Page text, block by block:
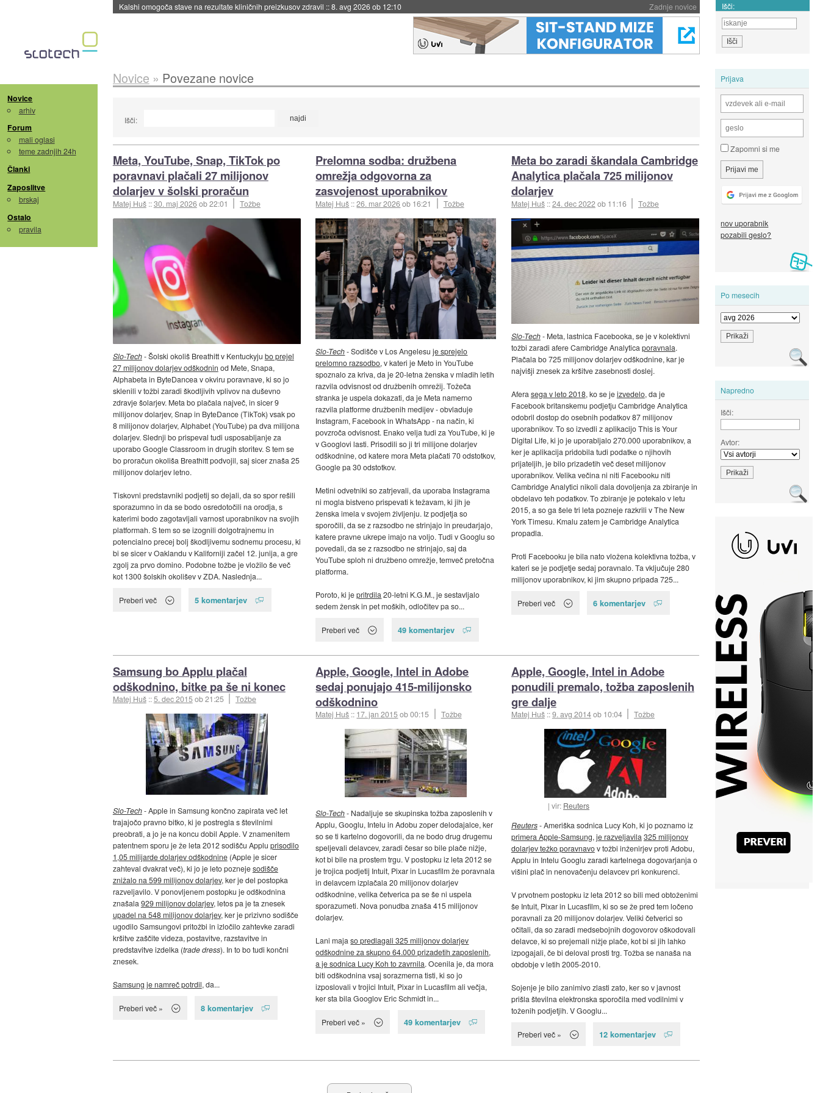
Zadnje novice
Kalshi omogoča stave na rezultate kliničnih preizkusov zdravil ::8. avg 2026 ob 12:10 Išči:
Novice
arhiv
Forum
mali oglasi
teme zadnjih 24h
Članki
Zaposlitve
brskaj
Ostalo
pravila
Prijava
Zapomni si me
nov uporabnik
pozabili geslo?
Po mesecih
Napredno
Išči:
Avtor:
Novice » Povezane novice
Išči:
Meta, YouTube, Snap, TikTok po
poravnavi plačali 27 milijonov
dolarjev v šolski proračun
Matej Huš ::30. maj 2026ob 22:01 Tožbe
Slo-Tech- Šolski okoliš Breathitt v Kentuckyju bo prejel
27 milijonov dolarjev odškodnin od Mete, Snapa,
Alphabeta in ByteDancea v okviru poravnave, ki so jo
sklenili v tožbi zaradi škodljivih vplivov na duševno
zdravje šolarjev. Meta bo plačala največ, in sicer 9
milijonov dolarjev, Snap in ByteDance (TikTok) vsak po
8 milijonov dolarjev, Alphabet (YouTube) pa dva milijona
dolarjev. Slednji bo prispeval tudi usposabljanje za
uporabo Google Classroom in drugih storitev. S tem se
bo proračun okoliša Breathitt podvojil, saj sicer znaša 25
milijonov dolarjev letno.
Tiskovni predstavniki podjetij so dejali, da so spor rešili
sporazumno in da se bodo osredotočili na orodja, s
katerimi bodo zagotavljali varnost uporabnikov na svojih
platformah. S tem so se izognili dolgotrajnemu in
potencialno precej bolj škodljivemu sodnemu procesu, ki
bi se sicer v Oaklandu v Kaliforniji začel 12. junija, a gre
zgolj za prvo domino. Podobne tožbe je vložilo še več
kot 1300 šolskih okolišev v ZDA. Naslednja...
Preberi več 5 komentarjev
Prelomna sodba: družbena
omrežja odgovorna za
zasvojenost uporabnikov
Matej Huš ::26. mar 2026ob 16:21 Tožbe
Slo-Tech- Sodišče v Los Angelesuje sprejelo
prelomno razsodbo, v kateri je Meto in YouTube
spoznalo za kriva, da je 20-letna ženska v mladih letih
razvila odvisnost od družbenih omrežij. Tožeča
stranka je uspela dokazati, da je Meta namerno
razvila platforme družbenih medijev - obvladuje
Instagram, Facebook in WhatsApp - na način, ki
povzroča odvisnost. Enako velja tudi za YouTube, ki je
v Googlovi lasti. Prisodili so ji tri milijone dolarjev
odškodnine, od katere mora Meta plačati 70 odstotkov,
Google pa 30 odstotkov.
Metini odvetniki so zatrjevali, da uporaba Instagrama
ni mogla bistveno prispevati k težavam, ki jih je
ženska imela v svojem življenju. Iz podjetja so
sporočili, da se z razsodbo ne strinjajo in preudarjajo,
katere pravne ukrepe imajo na voljo. Tudi v Googlu so
povedali, da se z razsodbo ne strinjajo, saj da
YouTube sploh ni družbeno omrežje, temveč pretočna
platforma.
Poroto, ki jepritrdila 20-letni K.G.M., je sestavljalo
sedem žensk in pet moških, odločitev pa so...
Preberi več 49 komentarjev
Meta bo zaradi škandala Cambridge
Analytica plačala 725 milijonov
dolarjev
Matej Huš ::24. dec 2022ob 11:16 Tožbe
Slo-Tech- Meta, lastnica Facebooka, se je v kolektivni
tožbi zaradi afere Cambridge Analytica poravnala.
Plačala bo 725 milijonov dolarjev odškodnine, kar je
najvišji znesek za kršitve zasebnosti doslej.
Afera sega v leto 2018, ko se jeizvedelo, da je
Facebook britanskemu podjetju Cambridge Analytica
odobril dostop do osebnih podatkov 87 milijonov
uporabnikov. To so izvedli z aplikacijo This is Your
Digital Life, ki jo je uporabljalo 270.000 uporabnikov, a
ker je aplikacija pridobila tudi podatke o njihovih
prijateljih, je bilo prizadetih več deset milijonov
uporabnikov. Velika večina ni niti Facebooku niti
Cambridge Analytici nikoli dala dovoljenja za zbiranje in
obdelavo teh podatkov. To zbiranje je potekalo v letu
2015, a so ga šele tri leta pozneje razkrili v The New
York Timesu. Kmalu zatem je Cambridge Analytica
propadla.
Proti Facebooku je bila nato vložena kolektivna tožba, v
kateri se je podjetje sedaj poravnalo. Ta vključuje 280
milijonov uporabnikov, ki jim skupno pripada 725...
Preberi več 6 komentarjev
Samsung bo Applu plačal
odškodnino, bitke pa še ni konec
Matej Huš ::5. dec 2015ob 21:25 Tožbe
Slo-Tech- Apple in Samsung končno zapirata več let
trajajočo pravno bitko, ki je postregla s številnimi
preobrati, a jo je na koncu dobil Apple. V znamenitem
patentnem sporu je že leta 2012 sodišču Applu prisodilo
1,05 milijarde dolarjev odškodnine(Apple je sicer
zahteval dvakrat več), ki jo je leto poznejesodišče
znižalo na 599 milijonov dolarjev, ker je del postopka
razveljavilo. V ponovljenem postopku je odškodnina
znašala929 milijonov dolarjev, letos pa je ta znesek
upadel na 548 milijonov dolarjev, ker je prizivno sodišče
ugodilo Samsungovi pritožbi in izločilo zahtevke zaradi
kršitve zaščite videza, postavitve, razstavitve in
predstavitve izdelka (trade dress). In to bo tudi končni
znesek.
Samsung je namreč potrdil, da...
Preberi več » 8 komentarjev
Apple, Google, Intel in Adobe
sedaj ponujajo 415-milijonsko
odškodnino
Matej Huš :: 17. jan 2015ob 00:15 Tožbe
Slo-Tech- Nadaljuje se skupinska tožba zaposlenih v
Applu, Googlu, Intelu in Adobu zoper delodajalce, ker
so se ti kartelno dogovorili, da ne bodo drug drugemu
speljevali delavcev, zaradi česar so bile plače nižje,
kot bi bile na prostem trgu. V postopku iz leta 2012 se
je trojica podjetij Intuit, Pixar in Lucasfilm že poravnala
in delavcem izplačala 20 milijonov dolarjev
odškodnine, velika četverica pa se še ni uspela
sporazumeti. Nova ponudba znaša 415 milijonov
dolarjev.
Lani majaso predlagali 325 milijonov dolarjev
odškodnine za skupno 64.000 prizadetih zaposlenih,
a je sodnica Lucy Koh to zavrnila. Ocenila je, da mora
biti odškodnina vsaj sorazmerna tisti, ki so jo
izposlovali v trojici Intuit, Pixar in Lucasfilm ali večja,
ker sta bila Googlov Eric Schmidt in...
Preberi več » 49 komentarjev
Apple, Google, Intel in Adobe
ponudili premalo, tožba zaposlenih
gre dalje
Matej Huš ::9. avg 2014ob 10:04 Tožbe
vir: Reuters
Reuters- Ameriška sodnica Lucy Koh, ki jo poznamo iz
primera Apple-Samsung,je razveljavila325 milijonov
dolarjev težko poravnavov tožbi inženirjev proti Adobu,
Applu in Intelu Googlu zaradi kartelnega dogovarjanja o
višini plač in nenovačenju delavcev pri konkurenci.
V prvotnem postopku iz leta 2012 so bili med obtoženimi
še Intuit, Pixar in Lucasfilm, ki so se že pred tem ločeno
poravnali za 20 milijonov dolarjev. Veliki četverici so
očitali, da so zaradi medsebojnih dogovorov oškodovali
delavce, ki so prejemali nižje plače, kot bi si jih lahko
izpogajali, če bi deloval prosti trg. Tožba se nanaša na
obdobje v letih 2005-2010.
Sojenje je bilo zanimivo zlasti zato, ker so v javnost
prišla številna elektronska sporočila med vodilnimi v
toženih podjetjih. V Googlu...
Preberi več » 12 komentarjev